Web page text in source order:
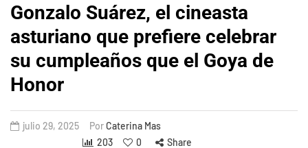
Gonzalo Suárez, el cineasta
asturiano que prefiere celebrar
su cumpleaños que el Goya de
Honor
julio 29, 2025 PorCaterina Mas
203
0 Share